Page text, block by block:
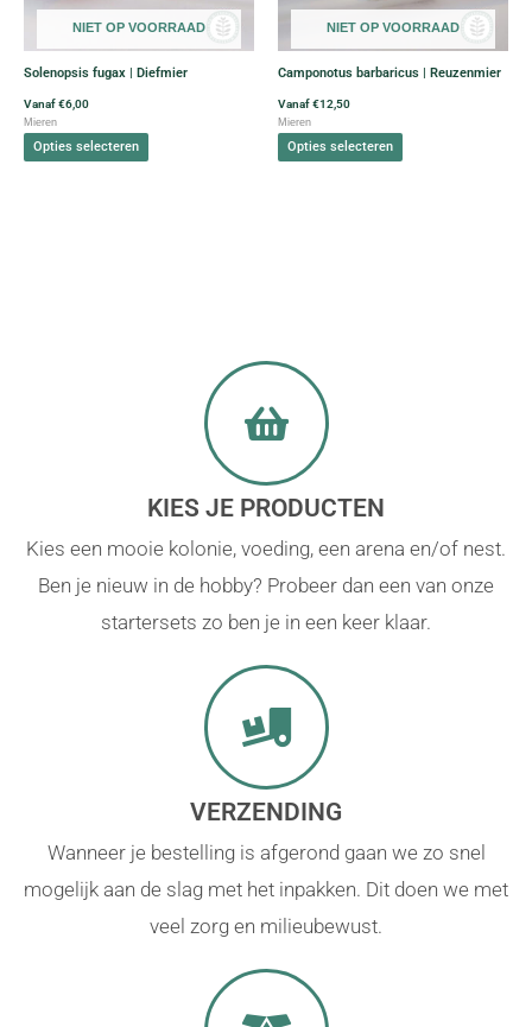
NIET OP VOORRAAD
Solenopsis fugax | Diefmier
Vanaf€6,00
Mieren
Opties selecteren
Deze
optie
kan
gekozen
NIET OP VOORRAAD
Camponotus barbaricus | Reuzenmier
Vanaf€12,50
Mieren
Opties selecteren
Deze
optie
kan
gekozen
KIES JE PRODUCTEN
Kies een mooie kolonie, voeding, een arena en/of nest.
Ben je nieuw in de hobby? Probeer dan een van onze
startersets zo ben je in een keer klaar.
VERZENDING
Wanneer je bestelling is afgerond gaan we zo snel
mogelijk aan de slag met het inpakken. Dit doen we met
veel zorg en milieubewust.